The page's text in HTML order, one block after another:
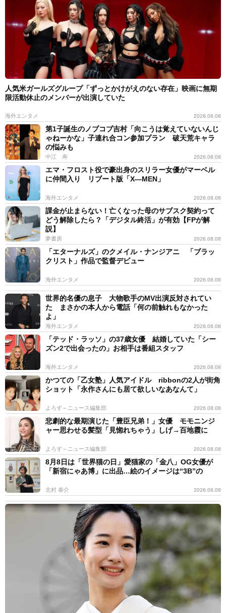
人気米ガールズグループ「ずっとかけがえのない存在」映画に無期
限活動休止のメンバーが出演していた
海外エンタメ 2026.08.08
第1子誕生のノブコブ吉村「向こうは覚えていないんじ
ゃねーかな」子連れ合コン参加プラン 破天荒キャラ
の悩みも
中江 寿 2026.08.08
エマ・フロスト役で豪出身のスリラー女優がマーベル
に仲間入り リブート版「X―MEN」
海外エンタメ 2026.08.08
課金が止まらない！亡くなった母のサブスク契約って
どう解除したら？「デジタル終活」が有効【FPが解
説】
夢書房 2026.08.08
「エターナルズ」のクメイル・ナンジアニ 「ブラッ
クリスト」作品で監督デビュー
海外エンタメ 2026.08.08
世界的名優の息子 大物歌手のMV出演反対されてい
た まさかの本人から電話「何の前触れもなかった
よ」
海外エンタメ 2026.08.08
「テッド・ラッソ」の37歳女優 結婚していた「シー
ズン2で出会ったの」お相手は番組スタッフ
海外エンタメ 2026.08.08
かつての「乙女塾」人気アイドル ribbonの2人が街角
ショット「永作さんにも居て欲しいなあなんて」
よろず～ニュース編集部 2026.08.08
悲劇的な最期演じた「豊臣兄弟！」女優 モモニンジ
ャー思わせる髪型「見惚れちゃう」しげ→百地霞に
よろず～ニュース編集部 2026.08.08
8月8日は「世界猫の日」愛猫家の「金八」OG女優が
「新宿にゃあ博」に出品…絵のイメージは“3B”の
北村 泰介 2026.08.08